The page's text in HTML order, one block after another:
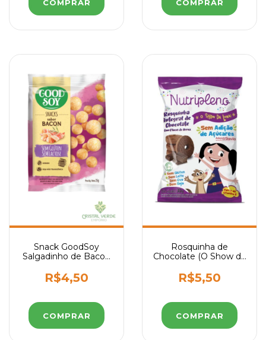
Snack GoodSoy
Salgadinho de Bacon
Leite Sem Lactose
25g
R$4,50
Rosquinha de
Chocolate (O Show da
Açúcar e Integral
R$5,50